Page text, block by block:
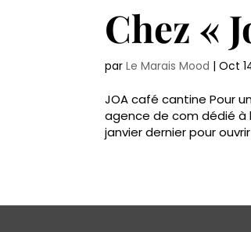
Chez «
parLe Marais Mood |Oct
JOA café cantine Pour
agence de com dédié à
janvier dernier pour